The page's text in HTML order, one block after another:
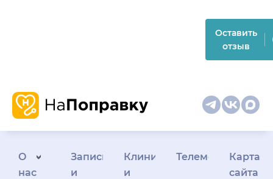
Оставить
отзыв
О
нас
Запись
и
Клиникам
и
Телемедицина
Карта
сайта